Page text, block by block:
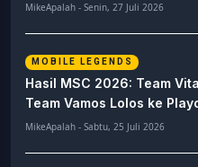
MikeApalah - Senin, 27 Juli 2026
MOBILE LEGENDS
Hasil MSC 2026: Team
Team Vamos Lolos ke
MikeApalah - Sabtu, 25 Juli 2026